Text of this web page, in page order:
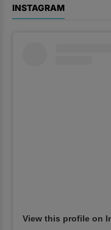
INSTAGRAM
View this profile on